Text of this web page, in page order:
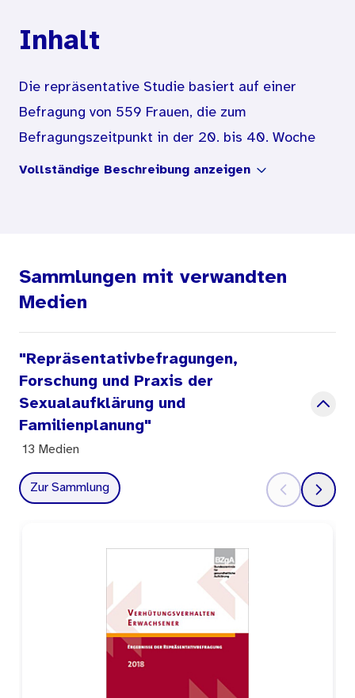
Inhalt
Die repräsentative Studie basiert auf einer
Befragung von 559 Frauen, die zum
Befragungszeitpunkt in der 20. bis 40. Woche
schwanger waren, von 16 Frauen, die ihr Kind
umfangreichen Fragebogen mit detaillierten
Fragen zum Schwangerschaftserleben, zur
zu Einstellungen und zur Bewertung
verschiedener Aspekte der ärztlichen Beratung
und Behandlung. Der Forschungsbericht
dokumentiert in Kurzfassung einige wichtige
Vollständige Beschreibung anzeigen
Sammlungen mit verwandten
Medien
"Repräsentativbefragungen,
Forschung und Praxis der
Sexualaufklärung und
Familienplanung"
13 Medien
Zur Sammlung